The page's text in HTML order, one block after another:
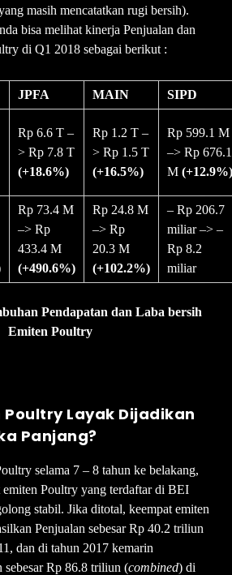
masih mencatatkan rugi bersih).
bisa melihat kinerja Penjualan dan
di Q1 2018 sebagai berikut :
JPFA MAIN SIPD
Rp 6.6 T –
> Rp 7.8 T
(+18.6%)
Rp 1.2 T –
> Rp 1.5 T
(+16.5%)
Rp 599.1 M
–> Rp 676.1
M (+12.9%)
Rp 73.4 M
–> Rp
433.4 M
(+490.6%)
Rp 24.8 M
–> Rp
20.3 M
(+102.2%)
– Rp 206.7
miliar –> –
Rp 8.2
miliar
Pendapatan dan Laba bersih
Emiten Poultry
Layak Dijadikan
Panjang?
selama 7 – 8 tahun ke belakang,
emiten Poultry yang terdaftar di BEI
stabil. Jika ditotal, keempat emiten
Penjualan sebesar Rp 40.2 triliun
dan di tahun 2017 kemarin
sebesar Rp 86.8 triliun (combined) di